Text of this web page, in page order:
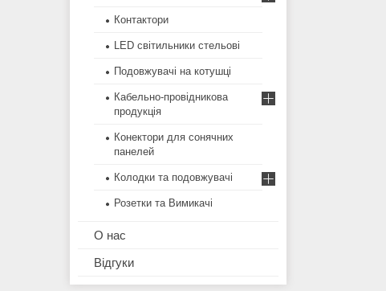
Контактори
LED світильники стельові
Подовжувачі на котушці
Кабельно-провідникова
продукція
Конектори для сонячних
панелей
Колодки та подовжувачі
Розетки та Вимикачі
О нас
Відгуки